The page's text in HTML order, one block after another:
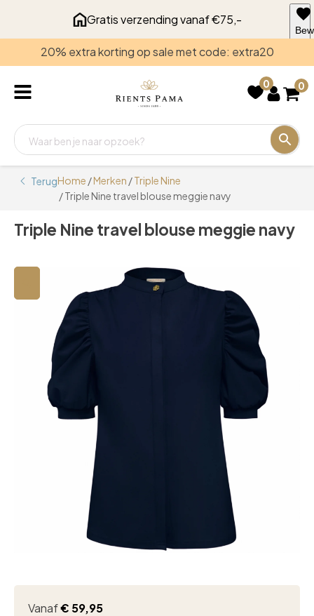
Gratis verzending vanaf €75,-
20% extra korting op sale met code: extra20
0 0
TerugHome /Merken /Triple Nine
/ Triple Nine travel blouse meggie navy
Triple Nine travel blouse meggie navy
Vanaf€ 59,95
voor